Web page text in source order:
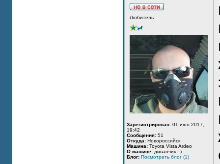
Любитель
Зарегистрирован: 01 июл 2017,
19:42
Сообщения: 51
Откуда: Новороссийск
Машина: Toyota Vista Ardeo
О машине: диванчик =)
Блог: Посмотреть блог (1)